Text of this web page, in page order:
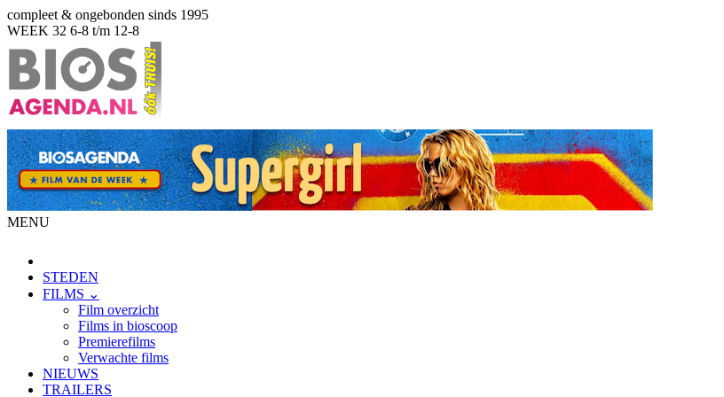
compleet & ongebonden sinds 1995
WEEK 32 6-8 t/m 12-8
MENU
STEDEN
FILMS ⌄
Film overzicht
Films in bioscoop
Premierefilms
Verwachte films
NIEUWS
TRAILERS